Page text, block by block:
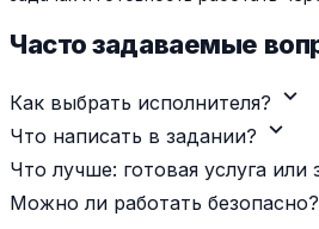
Часто задаваемые
Как выбрать исполнителя? expand_more
Что написать в задании? expand_more
Что лучше: готовая услуга или
Можно ли работать безопасно?